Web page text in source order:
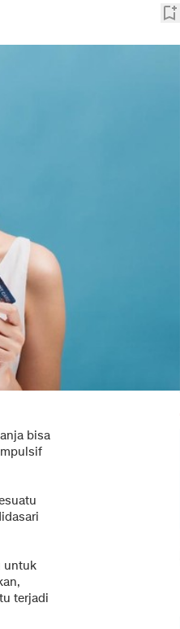
bisa
untuk
terjadi